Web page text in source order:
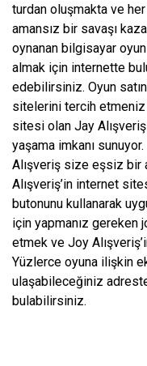
turdan oluşmakta ve
amansız bir savaşı
oynanan bilgisayar
almak için internette
edebilirsiniz. Oyun
sitelerini tercih etmeniz
sitesi olan Jay
yaşama imkanı
Alışveriş size eşsiz bir
Alışveriş’in internet
butonunu kullanarak
için yapmanız gereken
etmek ve Joy
Yüzlerce oyuna ilişkin
ulaşabileceğiniz
bulabilirsiniz.